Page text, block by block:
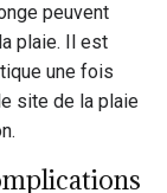
peuvent
plaie. Il est
une fois
site de la plaie